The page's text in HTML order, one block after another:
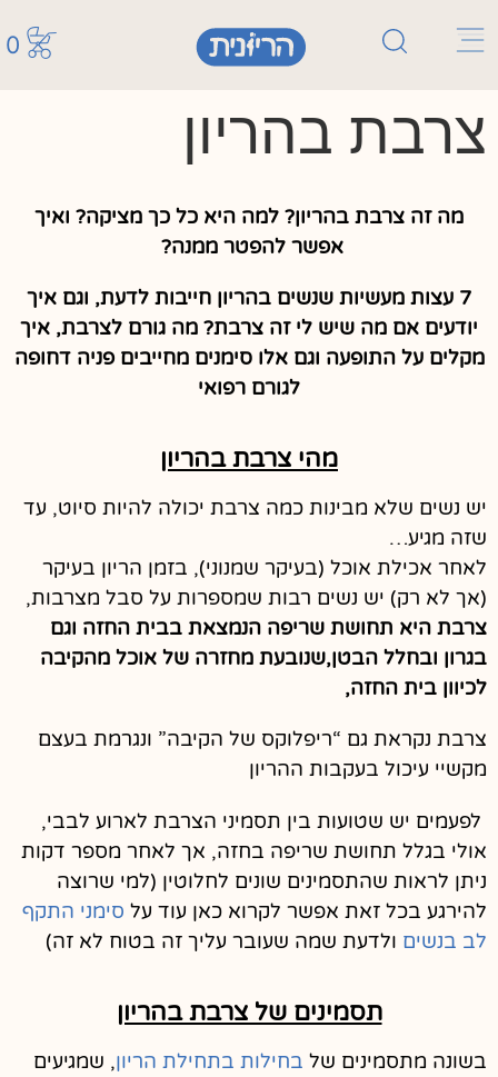
0
צרבת בהריון
מה זה צרבת בהריון? למה היא כל כך מציקה? ואיך
אפשר להפטר ממנה?
7 עצות מעשיות שנשים בהריון חייבות לדעת, וגם איך
יודעים אם מה שיש לי זה צרבת? מה גורם לצרבת, איך
מקלים על התופעה וגם אלו סימנים מחייבים פניה דחופה
לגורם רפואי
מהי צרבת בהריון
יש נשים שלא מבינות כמה צרבת יכולה להיות סיוט, עד
שזה מגיע…
לאחר אכילת אוכל (בעיקר שמנוני), בזמן הריון בעיקר
(אך לא רק) יש נשים רבות שמספרות על סבל מצרבות,
צרבת היא תחושת שריפה הנמצאת בבית החזה וגם
בגרון ובחלל הבטן,שנובעת מחזרה של אוכל מהקיבה
לכיוון בית החזה,
צרבת נקראת גם “ריפלוקס של הקיבה” ונגרמת בעצם
מקשיי עיכול בעקבות ההריון
לפעמים יש שטועות בין תסמיני הצרבת לארוע לבבי,
אולי בגלל תחושת שריפה בחזה, אך לאחר מספר דקות
ניתן לראות שהתסמינים שונים לחלוטין (למי שרוצה
להירגע בכל זאת אפשר לקרוא כאן עוד על סימני התקף
לב בנשים ולדעת שמה שעובר עליך זה בטוח לא זה)
תסמינים של צרבת בהריון
בשונה מתסמינים של בחילות בתחילת הריון, שמגיעים